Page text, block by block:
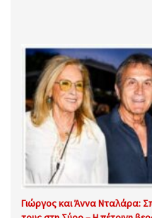
Γιώργος και Άννα Νταλάρα: